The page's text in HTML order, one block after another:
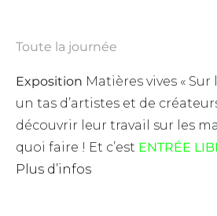
Toute la journée
Exposition Matières vives « Sur
un tas d’artistes et de
découvrir leur travail sur les
quoi faire ! Et c’est ENTRÉE
Plus d’infos